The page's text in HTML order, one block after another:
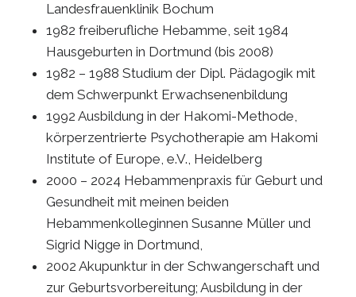
Landesfrauenklinik Bochum
1982 freiberufliche Hebamme, seit 1984
Hausgeburten in Dortmund (bis 2008)
1982 – 1988 Studium der Dipl. Pädagogik mit
dem Schwerpunkt Erwachsenenbildung
1992 Ausbildung in der Hakomi-Methode,
körperzentrierte Psychotherapie am Hakomi
Institute of Europe, e.V., Heidelberg
2000 – 2024 Hebammenpraxis für Geburt und
Gesundheit mit meinen beiden
Hebammenkolleginnen Susanne Müller und
Sigrid Nigge in Dortmund,
2002 Akupunktur in der Schwangerschaft und
zur Geburtsvorbereitung; Ausbildung in der